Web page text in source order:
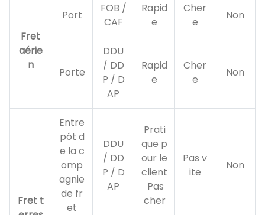
Fret
aérie
n
Port
FOB /
CAF
Rapid
e
Cher
e
Non
Porte
DDU
/ DD
P / D
AP
Rapid
e
Cher
e
Non
Fret t
Entre
pôt d
e la c
omp
agnie
de fr
et
DDU
/ DD
P / D
AP
Prati
que p
our le
client
Pas
cher
Pas v
ite
Non